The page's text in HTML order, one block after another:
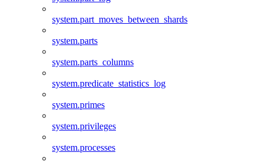
system.part_moves_between_shards
system.parts
system.parts_columns
system.predicate_statistics_log
system.primes
system.privileges
system.processes